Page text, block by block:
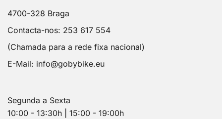
4700-328 Braga
Contacta-nos: 253 617 554
(Chamada para a rede fixa nacional)
E-Mail: info@gobybike.eu
Segunda a Sexta
10:00 - 13:30h | 15:00 - 19:00h